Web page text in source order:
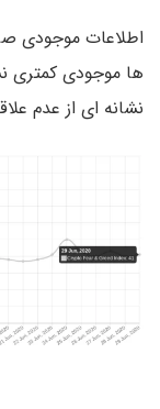
اطلاعات موجودی
نشانه ای از عدم